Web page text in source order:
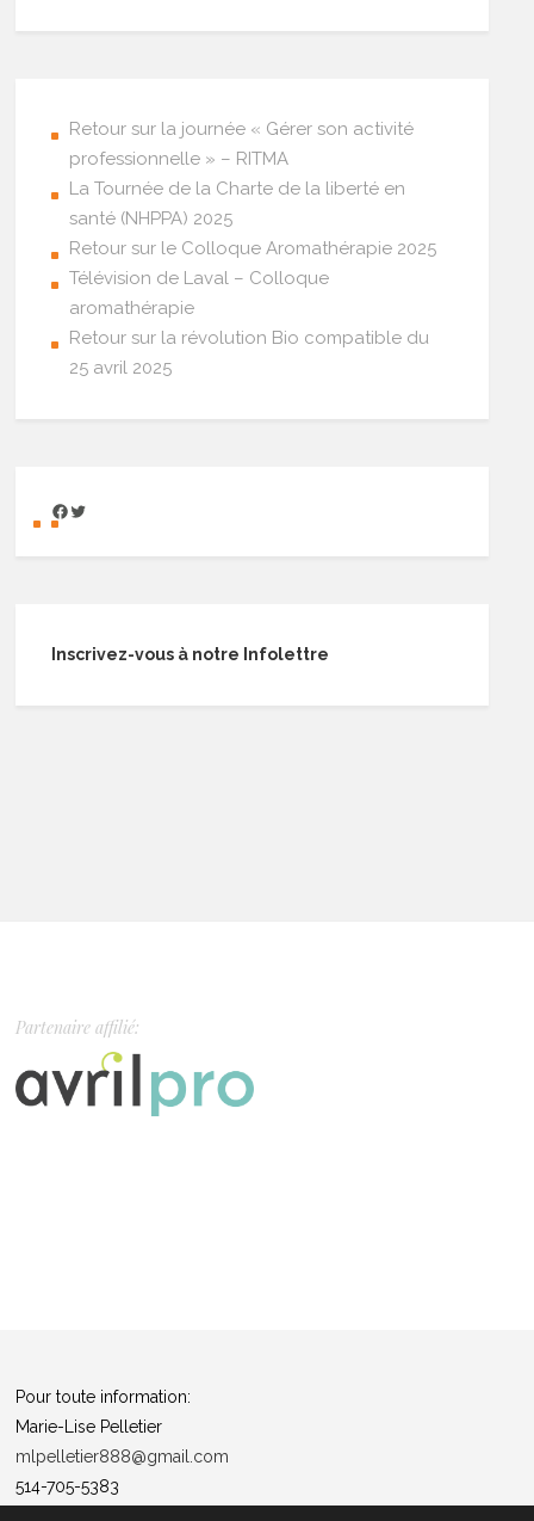
Retour sur la journée « Gérer son activité
professionnelle » – RITMA
La Tournée de la Charte de la liberté en
santé (NHPPA) 2025
Retour sur le Colloque Aromathérapie 2025
Télévision de Laval – Colloque
aromathérapie
Retour sur la révolution Bio compatible du
25 avril 2025
Inscrivez-vous à notre Infolettre
Partenaire affilié:
Pour toute information:
Marie-Lise Pelletier
mlpelletier888@gmail.com
514-705-5383